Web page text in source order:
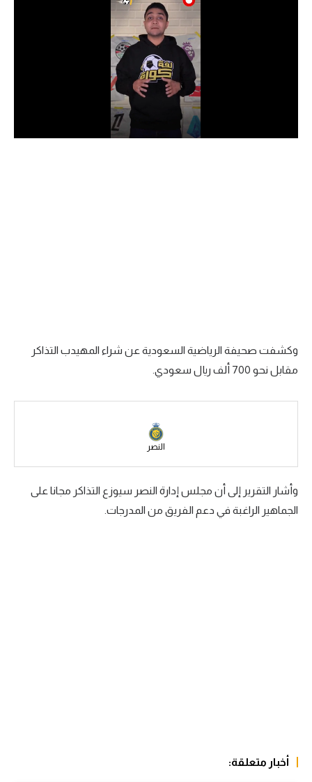
الدوري السعودي للمحترفين
دوري أبطال إفريقيا
سعودي في الجول
الدوري الإنجليزي
رياضات أخرى
أمم إفريقيا
أمريكا
وكشفت صحيفة الرياضية السعودية عن شراء المهيدب التذاكر
مقابل نحو 700 ألف ريال سعودي.
النصر
وأشار التقرير إلى أن مجلس إدارة النصر سيوزع التذاكر مجانا على
الجماهير الراغبة في دعم الفريق من المدرجات.
أخبار متعلقة: